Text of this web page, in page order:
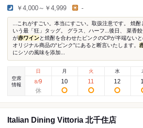
￥4,000～￥4,999 -
...これがすごい。本当にすごい。取扱注意です。 焼酎
いう最「狂」タッグ。 グラス、ハーフ...後日、 菜香
が赤ワインと焼酎を合わせたピンクのCPが半端ない
オリジナル商品の“ピンク”にあると断言いたします。
にシソの風味を添加...
空席
情報
日
8/9
月
10
火
11
水
12
Italian Dining Vittoria 北千住店